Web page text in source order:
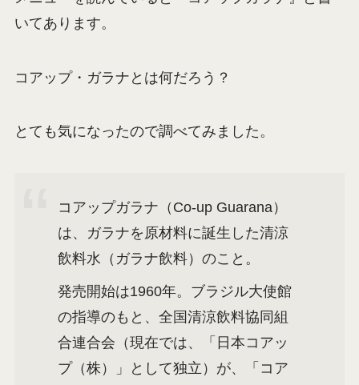
いてあります。
コアップ・ガラナとは何だろう？
とても気になったので調べてみました。
コアップガラナ（Co-up Guarana）
は、ガラナを原材料に誕生した清涼
飲料水（ガラナ飲料）のこと。
発売開始は1960年。ブラジル大使館
の指導のもと、全国清涼飲料協同組
合連合会（現在では、「日本コアッ
プ（株）」として独立）が、「コア